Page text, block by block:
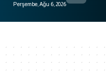
Perşembe, Ağu 6, 2026